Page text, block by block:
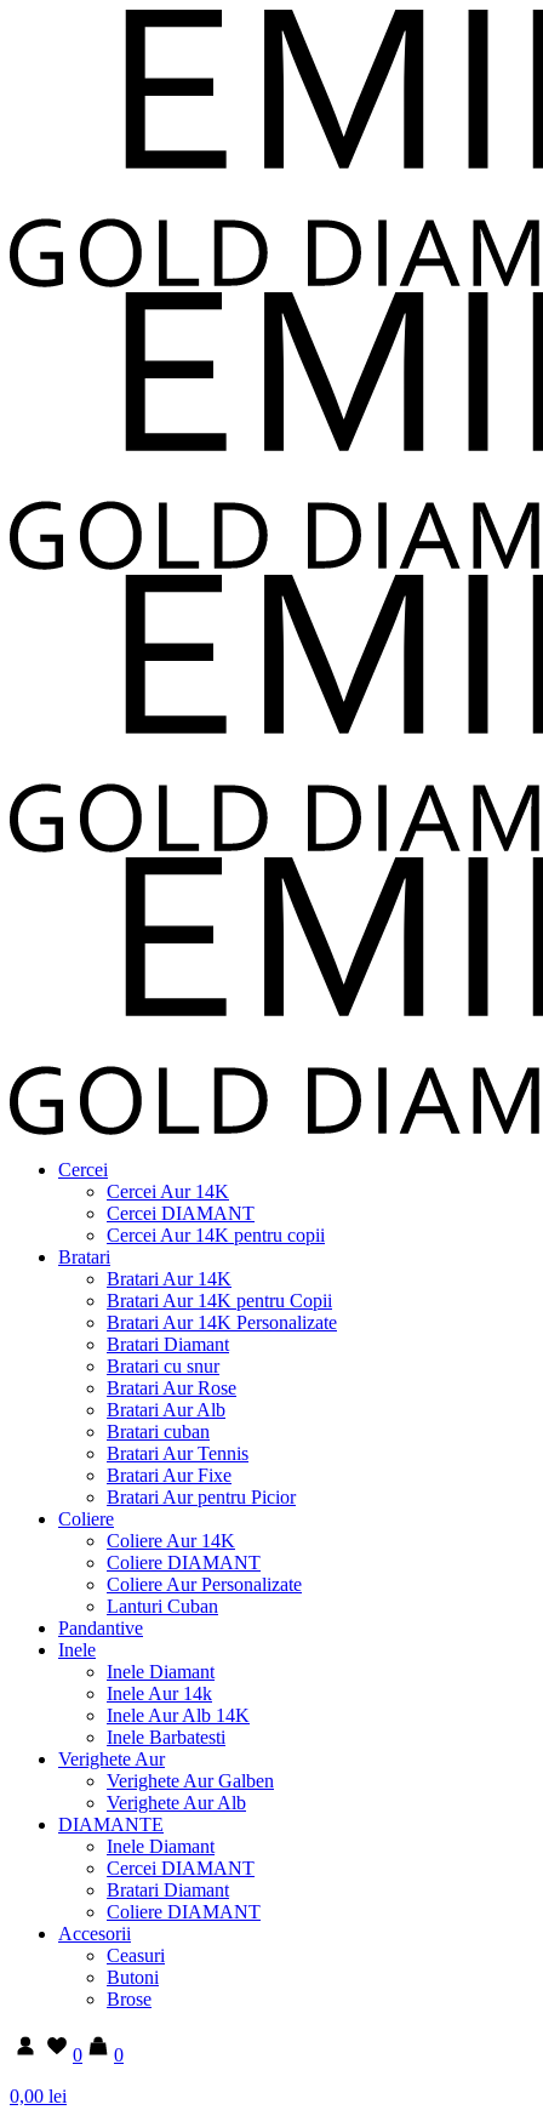
Cercei
Cercei Aur 14K
Cercei DIAMANT
Cercei Aur 14K pentru copii
Bratari
Bratari Aur 14K
Bratari Aur 14K pentru Copii
Bratari Aur 14K Personalizate
Bratari Diamant
Bratari cu snur
Bratari Aur Rose
Bratari Aur Alb
Bratari cuban
Bratari Aur Tennis
Bratari Aur Fixe
Bratari Aur pentru Picior
Coliere
Coliere Aur 14K
Coliere DIAMANT
Coliere Aur Personalizate
Lanturi Cuban
Pandantive
Inele
Inele Diamant
Inele Aur 14k
Inele Aur Alb 14K
Inele Barbatesti
Verighete Aur
Verighete Aur Galben
Verighete Aur Alb
DIAMANTE
Inele Diamant
Cercei DIAMANT
Bratari Diamant
Coliere DIAMANT
Accesorii
Ceasuri
Butoni
Brose
0
0
0,00 lei